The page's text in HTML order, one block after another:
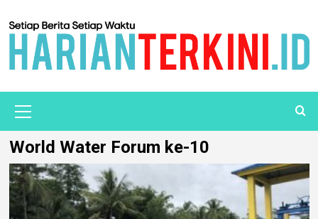
World Water Forum ke-10